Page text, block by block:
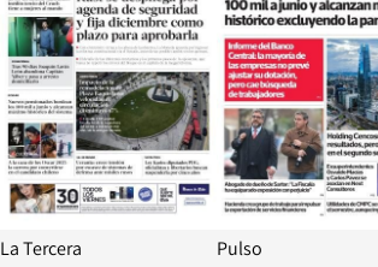
La Tercera Pulso